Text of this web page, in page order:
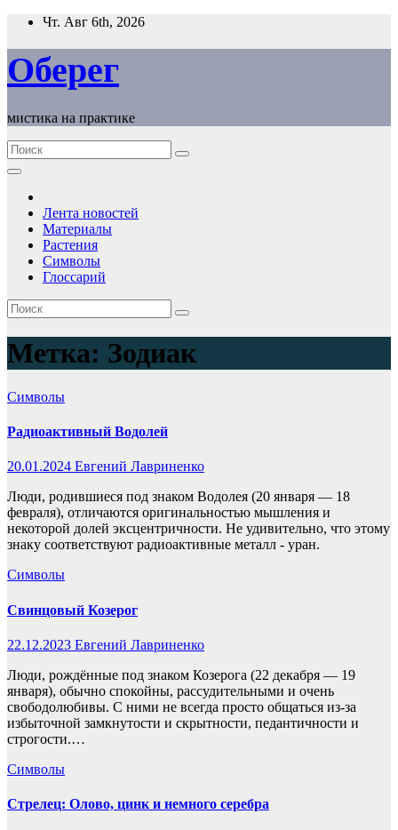
Перейти
содержимому
Чт. Авг 6th, 2026
Оберег
мистика на практике
Лента новостей
Материалы
Растения
Символы
Глоссарий
Метка: Зодиак
Символы
Радиоактивный Водолей
20.01.2024 Евгений Лавриненко
Люди, родившиеся под знаком Водолея (20 января — 18
февраля), отличаются оригинальностью мышления и
некоторой долей эксцентричности. Не удивительно, что этому
знаку соответствуют радиоактивные металл - уран.
Символы
Свинцовый Козерог
22.12.2023 Евгений Лавриненко
Люди, рождённые под знаком Козерога (22 декабря — 19
января), обычно спокойны, рассудительными и очень
свободолюбивы. С ними не всегда просто общаться из-за
избыточной замкнутости и скрытности, педантичности и
строгости.…
Символы
Стрелец: Олово, цинк и немного серебра